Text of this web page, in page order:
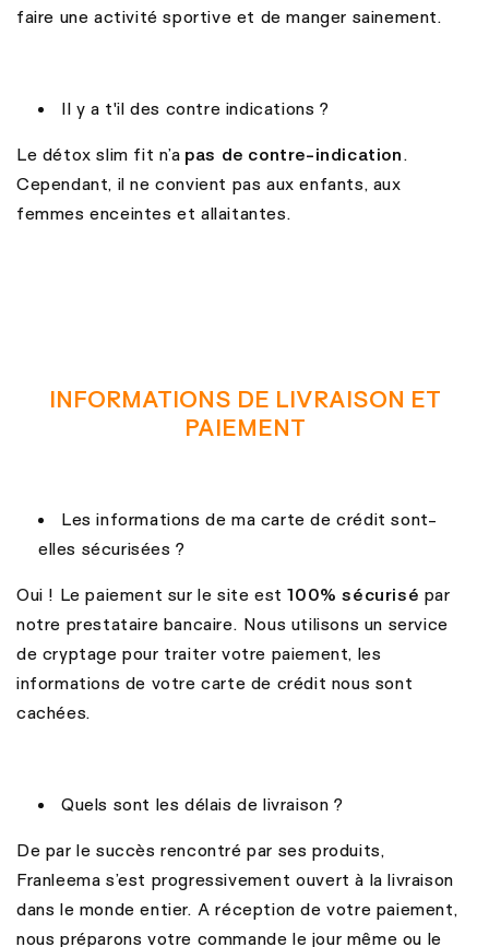
faire une activité sportive et de manger sainement.
Il y a t'il des contre indications ?
Le détox slim fit n’a pas de contre-indication.
Cependant, il ne convient pas aux enfants, aux
femmes enceintes et allaitantes.
INFORMATIONS DE LIVRAISON ET
PAIEMENT
Les informations de ma carte de crédit sont-
elles sécurisées ?
Oui ! Le paiement sur le site est100% sécurisé par
notre prestataire bancaire. Nous utilisons un service
de cryptage pour traiter votre paiement, les
informations de votre carte de crédit nous sont
cachées.
Quels sont les délais de livraison ?
De par le succès rencontré par ses produits,
Franleema s’est progressivement ouvert à la livraison
dans le monde entier. A réception de votre paiement,
nous préparons votre commande le jour même ou le